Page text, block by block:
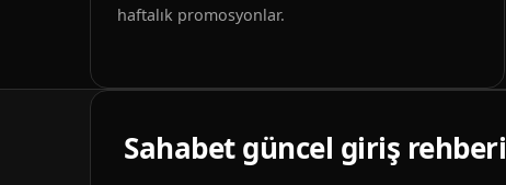
haftalık promosyonlar.
Sahabet güncel giriş rehberi